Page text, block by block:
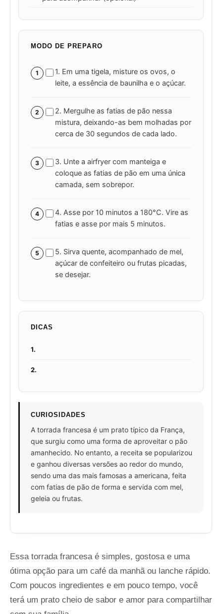
MODO DE PREPARO
1
1. Em uma tigela, misture os ovos, o
leite, a essência de baunilha e o açúcar.
2
2. Mergulhe as fatias de pão nessa
mistura, deixando-as bem molhadas por
cerca de 30 segundos de cada lado.
3
3. Unte a airfryer com manteiga e
coloque as fatias de pão em uma única
camada, sem sobrepor.
4
4. Asse por 10 minutos a 180°C. Vire as
fatias e asse por mais 5 minutos.
5
5. Sirva quente, acompanhado de mel,
açúcar de confeiteiro ou frutas picadas,
se desejar.
DICAS
1.
2.
CURIOSIDADES
A torrada francesa é um prato típico da França,
que surgiu como uma forma de aproveitar o pão
amanhecido. No entanto, a receita se popularizou
e ganhou diversas versões ao redor do mundo,
sendo uma das mais famosas a americana, feita
com fatias de pão de forma e servida com mel,
geleia ou frutas.
Essa torrada francesa é simples, gostosa e uma
ótima opção para um café da manhã ou lanche rápido.
Com poucos ingredientes e em pouco tempo, você
terá um prato cheio de sabor e amor para compartilhar